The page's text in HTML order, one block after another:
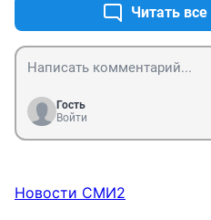
Читать
Гость
Войти
Новости СМИ2